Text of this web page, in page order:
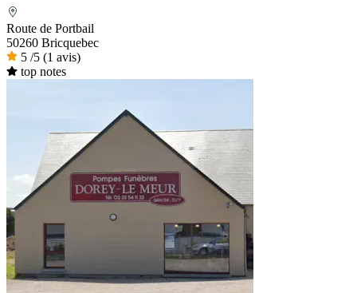
Route de Portbail
50260 Bricquebec
5 /5 (1 avis)
top notes